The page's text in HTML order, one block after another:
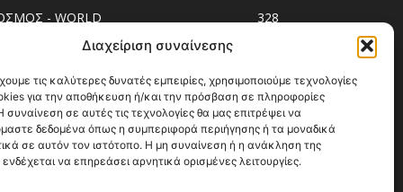
Διαχείριση συναίνεσης
τις καλύτερες δυνατές εμπειρίες, χρησιμοποιούμε τεχνολογίες
για την αποθήκευση ή/και την πρόσβαση σε πληροφορίες
σε αυτές τις τεχνολογίες θα μας επιτρέψει να
δεδομένα όπως η συμπεριφορά περιήγησης ή τα μοναδικά
σε αυτόν τον ιστότοπο. Η μη συναίνεση ή η ανάκληση της
να επηρεάσει αρνητικά ορισμένες λειτουργίες.
- WORLD
328
spots
293
Release
250
246
ΟΔΗΓΟΙ
215